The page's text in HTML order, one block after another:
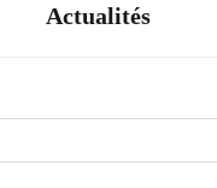
Actualités